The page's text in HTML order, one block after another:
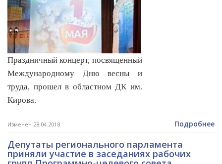
Праздничный концерт, посвященный
Международному Дню весны и
труда, прошел в областном ДК им.
Кирова.
Изменен 28.04.2018 Подробнее
Депутаты регионального парламента
приняли участие в заседаниях рабочих